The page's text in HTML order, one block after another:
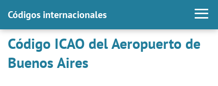
Códigos internacionales
Código ICAO del Aeropuerto de
Buenos Aires